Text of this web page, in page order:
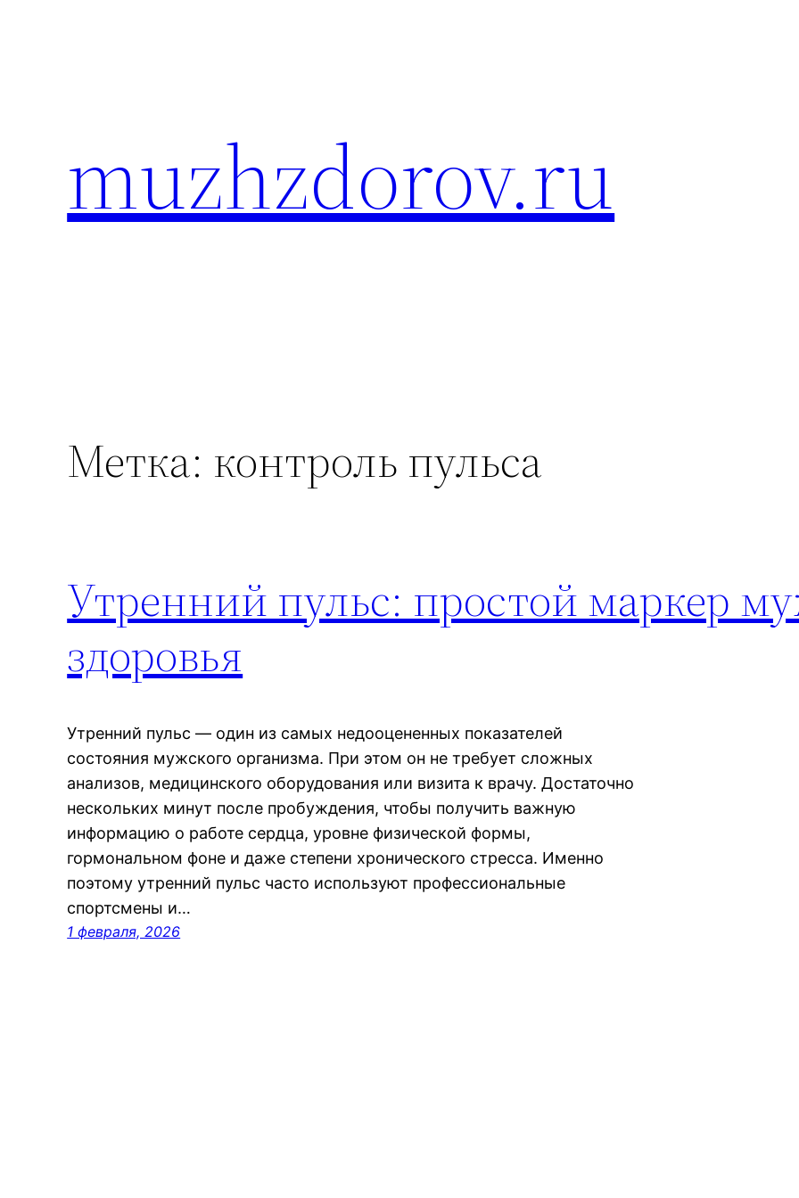
muzhzdorov.ru
Метка: контроль пульса
Утренний пульс: простой маркер
здоровья
Утренний пульс — один из самых недооцененных показателей
состояния мужского организма. При этом он не требует сложных
анализов, медицинского оборудования или визита к врачу. Достаточно
нескольких минут после пробуждения, чтобы получить важную
информацию о работе сердца, уровне физической формы,
гормональном фоне и даже степени хронического стресса. Именно
поэтому утренний пульс часто используют профессиональные
спортсмены и…
1 февраля, 2026